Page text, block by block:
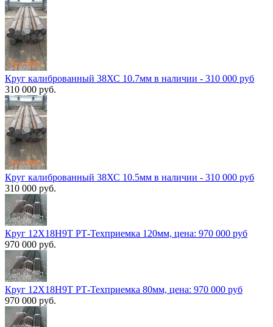
Круг калиброванный 38ХС 10.7мм в наличии - 310 000 руб
310 000 руб.
Круг калиброванный 38ХС 10.5мм в наличии - 310 000 руб
310 000 руб.
Круг 12Х18Н9Т РТ-Техприемка 120мм, цена: 970 000 руб
970 000 руб.
Круг 12Х18Н9Т РТ-Техприемка 80мм, цена: 970 000 руб
970 000 руб.